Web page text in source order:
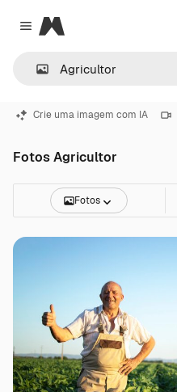
Close menu
Magnific
Crie uma imagem com IA
Fotos Agricultor
Fotos